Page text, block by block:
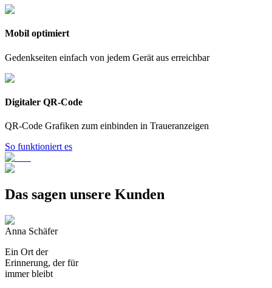
Mobil optimiert
Gedenkseiten einfach von jedem Gerät aus erreichbar
Digitaler QR-Code
QR-Code Grafiken zum einbinden in Traueranzeigen​
So funktioniert es
Das sagen unsere Kunden
Anna Schäfer
Ein Ort der
Erinnerung, der für
immer bleibt